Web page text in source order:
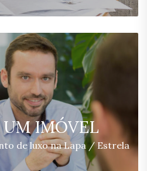
UM IMÓVEL
de luxo na Lapa / Estrela